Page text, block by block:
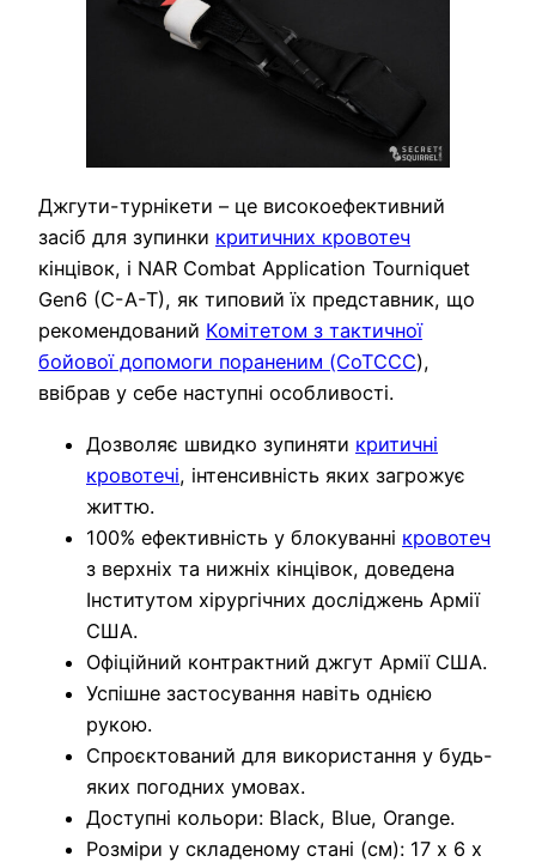
Джгути-турнікети – це високоефективний
засіб для зупинки критичних кровотеч
кінцівок, і NAR Combat Application Tourniquet
Gen6 (C-A-T), як типовий їх представник, що
рекомендований Комітетом з тактичної
бойової допомоги пораненим (CoTCCC),
ввібрав у себе наступні особливості.
Дозволяє швидко зупиняти критичні
кровотечі, інтенсивність яких загрожує
життю.
100% ефективність у блокуванні кровотеч
з верхніх та нижніх кінцівок, доведена
Інститутом хірургічних досліджень Армії
США.
Офіційний контрактний джгут Армії США.
Успішне застосування навіть однією
рукою.
Спроєктований для використання у будь-
яких погодних умовах.
Доступні кольори: Black, Blue, Orange.
Розміри у складеному стані (см): 17 х 6 х